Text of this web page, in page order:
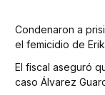
Condenaron a
el femicidio de
El fiscal aseguró
caso Álvarez